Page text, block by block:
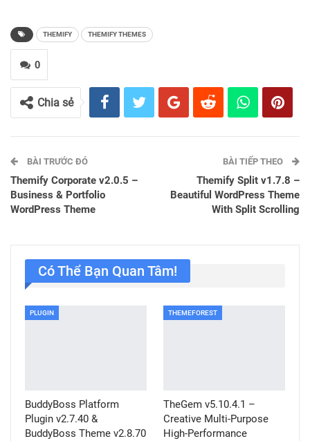
THEMIFY THEMIFY THEMES
0
Chia sẻ
BÀI TRƯỚC ĐÓ
Themify Corporate v2.0.5 –
Business & Portfolio
WordPress Theme
BÀI TIẾP THEO
Themify Split v1.7.8 –
Beautiful WordPress Theme
With Split Scrolling
Có Thể Bạn Quan Tâm!
PLUGIN
BuddyBoss Platform
Plugin v2.7.40 &
BuddyBoss Theme v2.8.70
THEMEFOREST
TheGem v5.10.4.1 –
Creative Multi-Purpose
High-Performance